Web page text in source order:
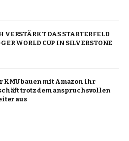
VERSTÄRKT DAS STARTERFELD
WORLD CUP IN SILVERSTONE
KMU bauen mit Amazon ihr
trotz dem anspruchsvollen
aus